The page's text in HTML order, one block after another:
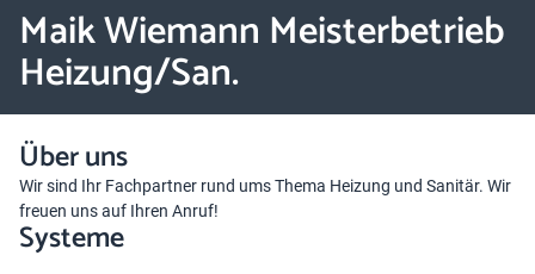
Maik Wiemann Meisterbetrieb
Heizung/San.
Über uns
Wir sind Ihr Fachpartner rund ums Thema Heizung und Sanitär. Wir
freuen uns auf Ihren Anruf!
Systeme